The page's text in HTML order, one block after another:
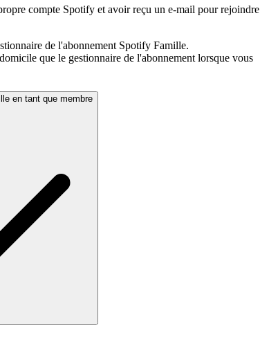
compte Spotify et avoir reçu un e-mail pour rejoindre
de l'abonnement Spotify Famille.
que le gestionnaire de l'abonnement lorsque vous
en tant que membre